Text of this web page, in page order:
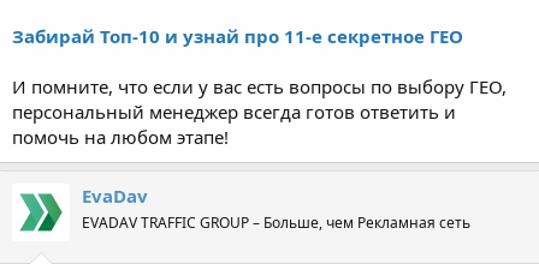
Забирай Топ-10 и узнай про 11-е секретное ГЕО
И помните, что если у вас есть вопросы по выбору ГЕО,
персональный менеджер всегда готов ответить и
помочь на любом этапе!
EvaDav
EVADAV TRAFFIC GROUP – Больше, чем Рекламная сеть